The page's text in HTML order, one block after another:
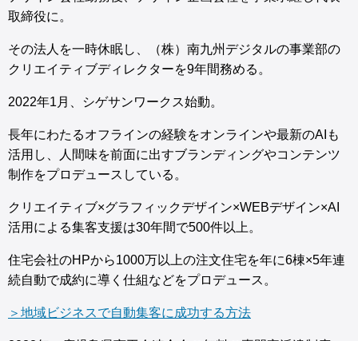
取締役に。
その法人を一時休眠し、（株）南九州デジタルの事業部の
クリエイティブディレクターを9年間務める。
2022年1月、シゲサンワークス始動。
長年にわたるオフラインの経験をオンラインや最新のAIも
活用し、人間味を前面に出すブランディングやコンテンツ
制作をプロデュースしている。
クリエイティブ×グラフィックデザイン×WEBデザイン×AI
活用による集客支援は30年間で500件以上。
住宅会社のHPから1000万以上の注文住宅を年に6棟×5年連
続自動で成約に導く仕組などをプロデュース。
＞地域ビジネスで自動集客に成功する方法